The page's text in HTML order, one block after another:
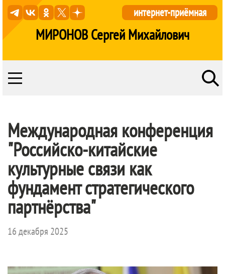
МИРОНОВ Сергей Михайлович
интернет-приёмная
Международная конференция
"Российско-китайские
культурные связи как
фундамент стратегического
партнёрства"
16 декабря 2025